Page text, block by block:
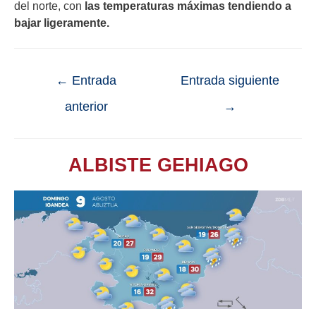
del norte, con las temperaturas máximas tendiendo a
bajar ligeramente.
← Entrada
anterior
Entrada siguiente
→
ALBISTE GEHIAGO